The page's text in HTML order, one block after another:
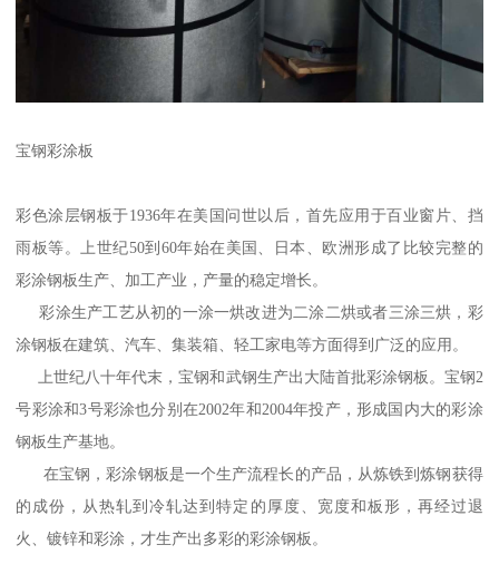
宝钢彩涂板
彩色涂层钢板于1936年在美国问世以后，首先应用于百业窗片、挡
雨板等。上世纪50到60年始在美国、日本、欧洲形成了比较完整的
彩涂钢板生产、加工产业，产量的稳定增长。
彩涂生产工艺从初的一涂一烘改进为二涂二烘或者三涂三烘，彩
涂钢板在建筑、汽车、集装箱、轻工家电等方面得到广泛的应用。
上世纪八十年代末，宝钢和武钢生产出大陆首批彩涂钢板。宝钢2
号彩涂和3号彩涂也分别在2002年和2004年投产，形成国内大的彩涂
钢板生产基地。
在宝钢，彩涂钢板是一个生产流程长的产品，从炼铁到炼钢获得
的成份，从热轧到冷轧达到特定的厚度、宽度和板形，再经过退
火、镀锌和彩涂，才生产出多彩的彩涂钢板。